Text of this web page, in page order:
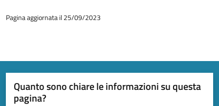
Pagina aggiornata il 25/09/2023
Quanto sono chiare le informazioni su questa
pagina?